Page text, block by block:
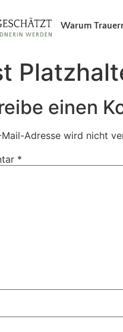
Warum
einen
Mail-Adresse wird nicht
*